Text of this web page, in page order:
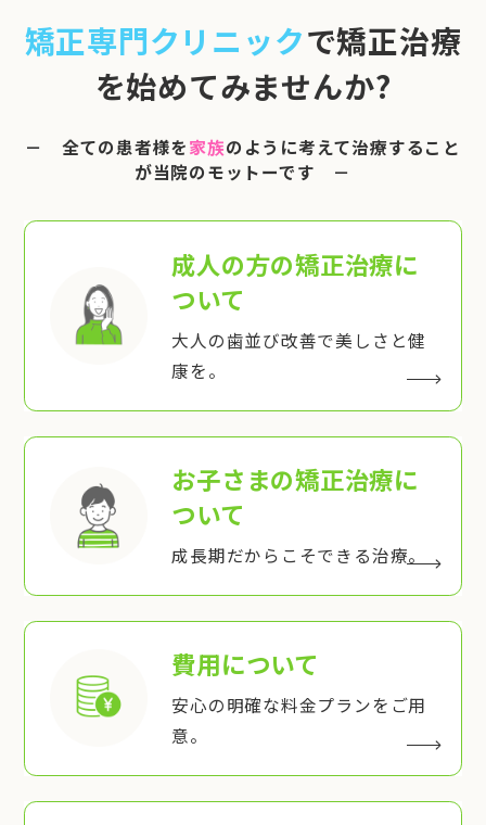
※日曜は不定期で診療してい
ます
矯正専門クリニックで矯正治療
を始めてみませんか?
－ 全ての患者様を家族のように考えて治療すること
が当院のモットーです －
成人の方の矯正治療に
ついて
大人の歯並び改善で美しさと健
康を。
お子さまの矯正治療に
ついて
成長期だからこそできる治療。
費用について
安心の明確な料金プランをご用
意。